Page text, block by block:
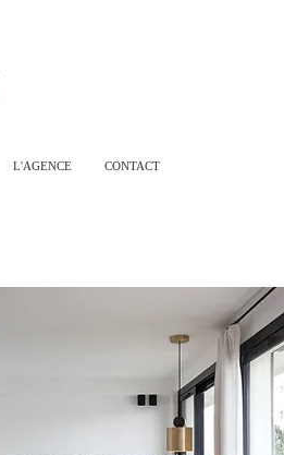
L'AGENCE CONTACT